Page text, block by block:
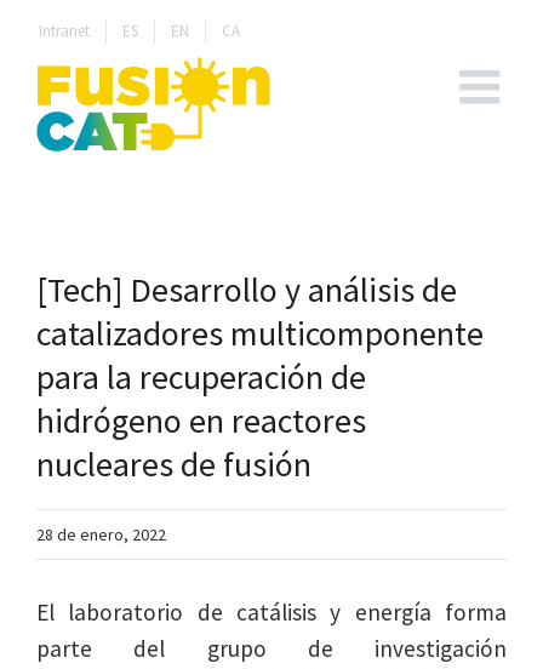
content
Intranet ES EN CA
[Tech] Desarrollo y análisis de
catalizadores multicomponente
para la recuperación de
hidrógeno en reactores
nucleares de fusión
28 de enero, 2022
El laboratorio de catálisis y energía forma
parte del grupo de investigación